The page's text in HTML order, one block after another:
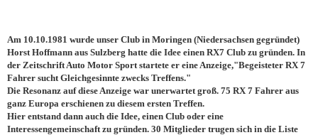
Am 10.10.1981 wurde unser Club in Moringen (Niedersachsen gegründet)
Horst Hoffmann aus Sulzberg hatte die Idee einen RX7 Club zu gründen. In
der Zeitschrift Auto Motor Sport startete er eine Anzeige,"Begeisteter RX 7
Fahrer sucht Gleichgesinnte zwecks Treffens."
Die Resonanz auf diese Anzeige war unerwartet groß. 75 RX 7 Fahrer aus
ganz Europa erschienen zu diesem ersten Treffen.
Hier entstand dann auch die Idee, einen Club oder eine
Interessengemeinschaft zu gründen. 30 Mitglieder trugen sich in die Liste